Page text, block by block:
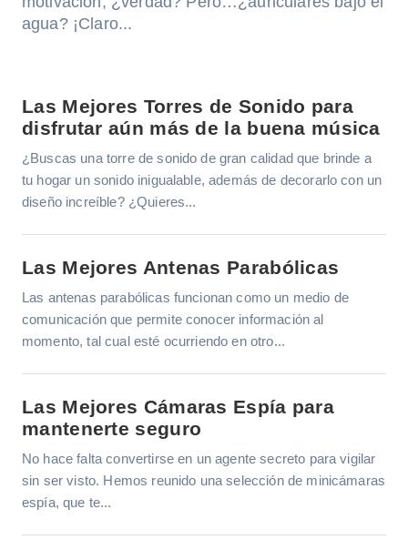
agua? ¡Claro...
Las Mejores Torres de Sonido para
disfrutar aún más de la buena música
¿Buscas una torre de sonido de gran calidad que brinde a
tu hogar un sonido inigualable, además de decorarlo con un
diseño increíble? ¿Quieres...
Las Mejores Antenas Parabólicas
Las antenas parabólicas funcionan como un medio de
comunicación que permite conocer información al
momento, tal cual esté ocurriendo en otro...
Las Mejores Cámaras Espía para
mantenerte seguro
No hace falta convertirse en un agente secreto para vigilar
sin ser visto. Hemos reunido una selección de minicámaras
espía, que te...